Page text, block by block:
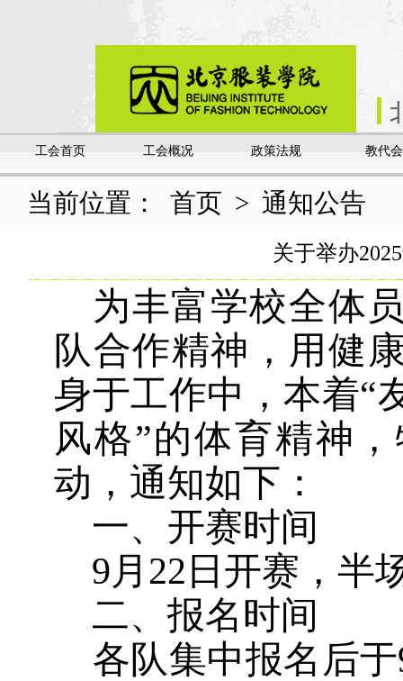
工会首页 工会概况 政策法规 教代会
当前位置： 首页 > 通知公告
关于举办
为丰富学校全体
队合作精神，用健
身于工作中，本着“
风格”的体育精神
动，通知如下：
一、开赛时间
9月22日开赛，半
二、报名时间
各队集中报名后